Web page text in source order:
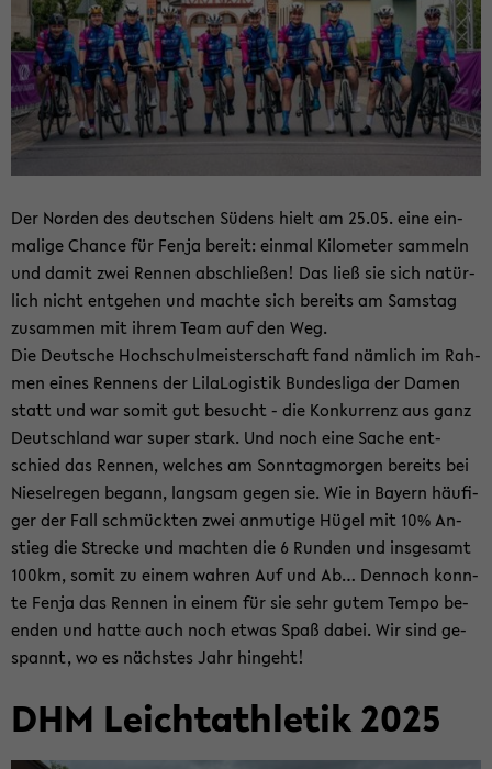
Der Nor­den des deut­schen Sü­dens hielt am 25.05. eine ein­
ma­li­ge Chan­ce für Fenja be­reit: ein­mal Ki­lo­me­ter sam­meln
und damit zwei Ren­nen ab­schlie­ßen! Das ließ sie sich na­tür­
lich nicht ent­ge­hen und mach­te sich be­reits am Sams­tag
zu­sam­men mit ihrem Team auf den Weg.
Die Deut­sche Hoch­schul­meis­ter­schaft fand näm­lich im Rah­
men eines Ren­nens der Li­la­Lo­gis­tik Bun­des­li­ga der Damen
statt und war somit gut be­sucht - die Kon­kur­renz aus ganz
Deutsch­land war super stark. Und noch eine Sache ent­
schied das Ren­nen, wel­ches am Sonn­tag­mor­gen be­reits bei
Nie­sel­re­gen be­gann, lang­sam gegen sie. Wie in Bay­ern häu­fi­
ger der Fall schmück­ten zwei an­mu­ti­ge Hügel mit 10% An­
stieg die Stre­cke und mach­ten die 6 Run­den und ins­ge­samt
100km, somit zu einem wah­ren Auf und Ab… Den­noch konn­
te Fenja das Ren­nen in einem für sie sehr gutem Tempo be­
en­den und hatte auch noch etwas Spaß dabei. Wir sind ge­
spannt, wo es nächs­tes Jahr hin­geht!
DHM Leicht­ath­le­tik 2025